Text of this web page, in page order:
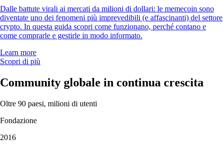
Dalle battute virali ai mercati da milioni di dollari: le memecoin sono
diventate uno dei fenomeni più imprevedibili (e affascinanti) del settore
crypto. In questa guida scopri come funzionano, perché contano e
come comprarle e gestirle in modo informato.
Learn more
Scopri di più
Community globale in continua crescita
Oltre 90 paesi, milioni di utenti
Fondazione
2016